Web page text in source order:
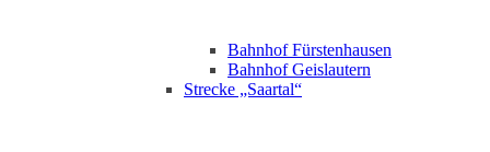
Bahnhof Fürstenhausen
Bahnhof Geislautern
Strecke „Saartal“